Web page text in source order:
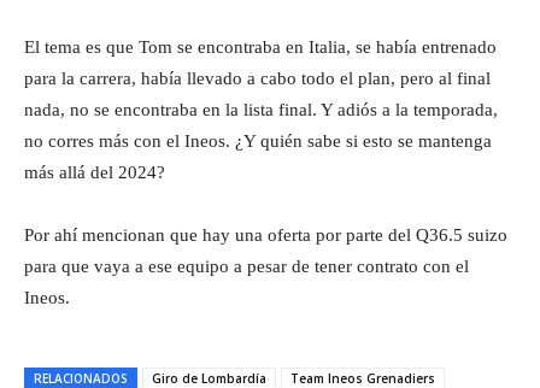
El tema es que Tom se encontraba en Italia, se había entrenado
para la carrera, había llevado a cabo todo el plan, pero al final
nada, no se encontraba en la lista final. Y adiós a la temporada,
no corres más con el Ineos. ¿Y quién sabe si esto se mantenga
más allá del 2024?
Por ahí mencionan que hay una oferta por parte del Q36.5 suizo
para que vaya a ese equipo a pesar de tener contrato con el
Ineos.
RELACIONADOS Giro de Lombardía
Team Ineos Grenadiers